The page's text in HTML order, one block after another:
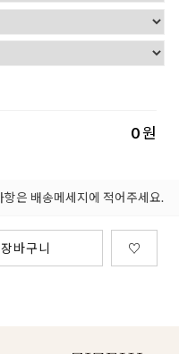
0원
은 배송메세지에 적어주세요.
장바구니 ♡